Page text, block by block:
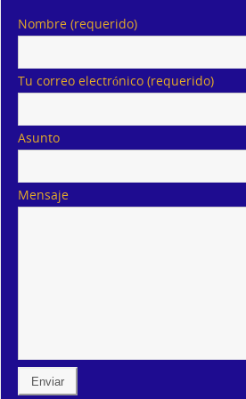
Nombre (requerido)
Tu correo electrónico (requerido)
Asunto
Mensaje